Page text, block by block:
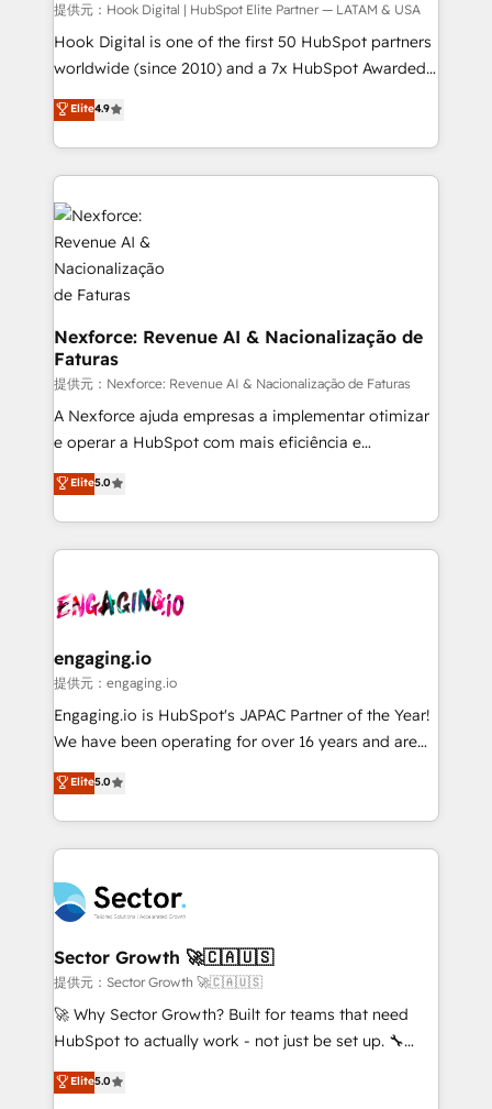
Design & Development We empower our clients to
reach their full potential by providing transparent,
relationship-driven support. With over 300 HubSpot
technical know-how and strategic guidance you
need to succeed.
提供元：Hook Digital | HubSpot Elite Partner — LATAM & USA
Hook Digital is one of the first 50 HubSpot partners
worldwide (since 2010) and a 7x HubSpot Awarded
Elite Partner. With 500+ projects across the U.S.,
Brazil, and LATAM, we combine global expertise with
regional experience. Today, we are Brazil’s largest
HubSpot Elite Partner—trusted by companies across
the Americas to scale smarter. ⚙️ CRM
Implementation & Migration Onboarding across all
Hubs, plus migrations from Salesforce, Pipedrive, RD
Station, Freshdesk, Intercom, and more. Custom
objects, automations, and integrations built for
growth. 🚀 AI-Driven GTM Orchestration Unify
HubSpot with LinkedIn, WhatsApp, email, paid
media, and AI voice to drive pipeline. 🤖 AI Custom
Agent Development Deploy AI agents for
prospecting, follow-ups, service triage, and
& Growth-Track Services Fast-Track: Rapid HubSpot
onboarding in weeks Growth-Track: Unlock
Elite4.9
Nexforce: Revenue AI & Nacionalização de
Faturas
提供元：Nexforce: Revenue AI & Nacionalização de Faturas
A Nexforce ajuda empresas a implementar otimizar
e operar a HubSpot com mais eficiência e
previsibilidade de receita. Combinamos Revenue
Operations (RevOps) e Inteligência Artificial para
estruturar processos integrar sistemas organizar
dados e automatizar operações. O objetivo é
operacional de receita conectando equipes
Também somos distribuidores oficiais da HubSpot
e de mais de 150 softwares globais permitindo
contratar e pagar a HubSpot em reais com nota
fiscal no Brasil e gerar economia de até 50% na
Oferecemos ainda agentes de IA especializados em
HubSpot que automatizam tarefas executam rotinas
empresas em 13 países utilizam a Nexforce. Somos
a maior parceira da HubSpot na América Latina e
líder no ranking global de sucesso do cliente da
HubSpot.
Elite5.0
engaging.io
提供元：engaging.io
Engaging.io is HubSpot's JAPAC Partner of the Year!
We have been operating for over 16 years and are
one of HubSpot's most experienced and technically
capable Agency Partners globally. We specialise in
complex CRM migrations, implementations,
integrations, custom CMS portal development,
businesses. Our teams are based in North America
and APAC. We are HubSpot's top-ranked Advanced
Implementation Certified Partner and we contribute
to their advisory council. We strive to do 'good work
with good people' and have worked with incredible
brands. You can see some of them on our website,
Elite5.0
Sector Growth 🚀🇨🇦🇺🇸
提供元：Sector Growth 🚀🇨🇦🇺🇸
🚀 Why Sector Growth? Built for teams that need
HubSpot to actually work - not just be set up. 🔧
HubSpot Experts: Onboarding, migrations,
automation, and training built for adoption. ⚡ Highly
Elite5.0